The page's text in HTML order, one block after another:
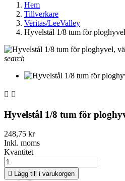
Hem
Tillverkare
Veritas/LeeValley
Hyvelstål 1/8 tum för
search
 
Hyvelstål 1/8 tum för
248,75 kr
Inkl. moms
Kvantitet
 Lägg till i varukorgen